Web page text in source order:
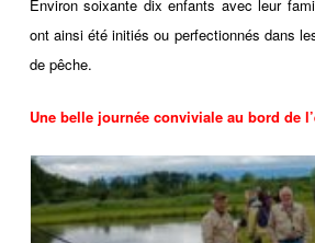
Environ soixante dix enfants avec leur
ont ainsi été initiés ou perfectionnés dans
de pêche.
Une belle journée conviviale au bord de